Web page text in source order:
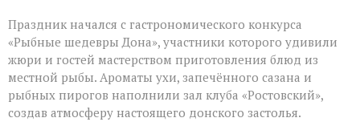
Праздник начался с гастрономического конкурса
«Рыбные шедевры Дона», участники которого удивили
жюри и гостей мастерством приготовления блюд из
местной рыбы. Ароматы ухи, запечённого сазана и
рыбных пирогов наполнили зал клуба «Ростовский»,
создав атмосферу настоящего донского застолья.